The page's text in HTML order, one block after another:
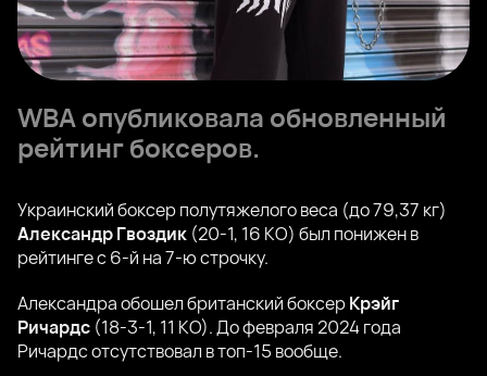
WBA опубликовала обновленный
рейтинг боксеров.
Украинский боксер полутяжелого веса (до 79,37 кг)
Александр Гвоздик (20-1, 16 KO) был понижен в
рейтинге с 6-й на 7-ю строчку.
Александра обошел британский боксерКрэйг
Ричардс (18-3-1, 11 КО). До февраля 2024 года
Ричардс отсутствовал в топ-15 вообще.